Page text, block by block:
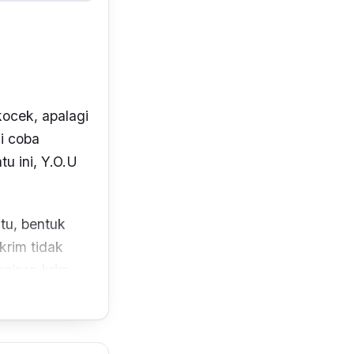
apalagi
coba
ini, Y.O.U
bentuk
tidak